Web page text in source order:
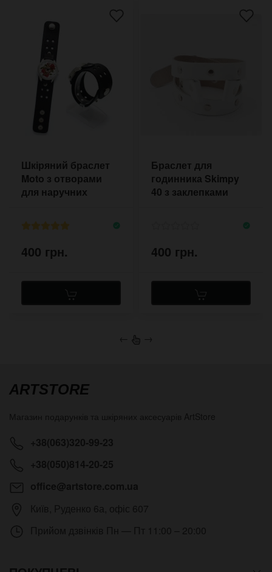
Шкіряний браслет
Moto з отворами
для наручних
400 грн.
Браслет для
годинника Skimpy
40 з заклепками
400 грн.
← →
ARTSTORE